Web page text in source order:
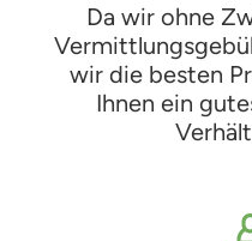
Da wir ohne
wir die besten
Ihnen ein